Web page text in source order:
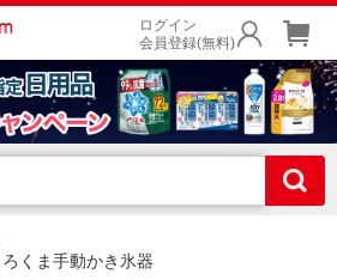
ログイン
会員登録(無料)
くま手動かき氷器